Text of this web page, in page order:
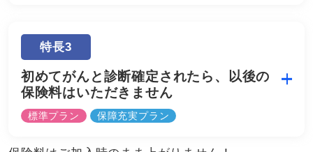
特長3
初めてがんと診断確定されたら、以後の
保険料はいただきません
標準プラン 保障充実プラン